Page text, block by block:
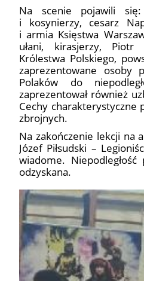
Na scenie pojawili się:
i kosynierzy, cesarz
i armia Księstwa
ułani, kirasjerzy, Piotr
Królestwa Polskiego,
zaprezentowane osoby
Polaków do
zaprezentował również
Cechy charakterystyczne
zbrojnych.
Na zakończenie lekcji na
Józef Piłsudski –
wiadome.
odzyskana.